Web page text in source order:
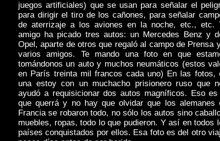
juegos artificiales) que se usan para señalar el
para dirigir el tiro de los cañones, para señalar
de aterrizaje a los aviones en la noche, etc., etc.
amigo ha picado tres autos: un Mercedes Benz y
Opel, aparte de otros que regaló al campo de Prensa
varios amigos. Te mando una foto en que
tomándonos un auto y muchos neumáticos (estos
en París treinta mil francos cada uno) En las fotos,
una estoy con un muchacho prisionero ruso que
ayudó a requisicionar dos autos magníficos. Eso
que querrá y no hay que olvidar que los alemanes
Francia se robaron todo, no sólo los autos sino
muebles, ropas, todo lo que pudieron. Y así en todos
países conquistados por ellos. Esa foto es del otro